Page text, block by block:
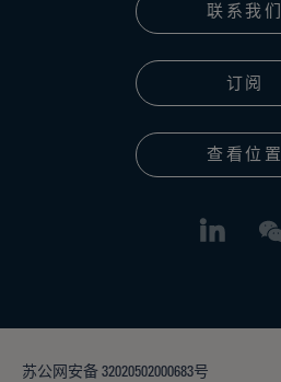
联系我们
订阅
查看位置
苏公网安备 32020502000683号